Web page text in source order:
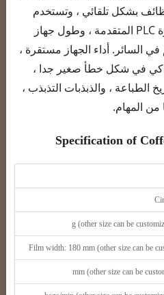
بشكل تلقائي ، وتستخدم
وحدة تحكم الحواسيب الصغيرة PLC المتقدمة ، وطول جهاز
السائر. أداء الجهاز مستقرة ،
في شكل خطأ صغير جدا ،
الطباعة ، والذبذبات التذبذب ،
المهام.
Specification of
Film width: 180 mm (other size can be